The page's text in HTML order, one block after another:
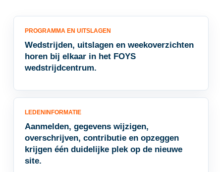
PROGRAMMA EN UITSLAGEN
Wedstrijden, uitslagen en weekoverzichten
horen bij elkaar in het FOYS
wedstrijdcentrum.
LEDENINFORMATIE
Aanmelden, gegevens wijzigen,
overschrijven, contributie en opzeggen
krijgen één duidelijke plek op de nieuwe
site.